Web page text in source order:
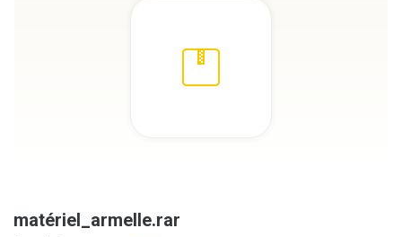
matériel_armelle.rar